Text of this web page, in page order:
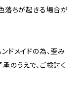
落ちが起きる場合が
ドメイドの為、歪み
のうえで、ご検討く